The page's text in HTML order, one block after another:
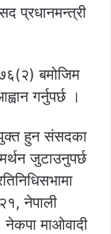
प्रधानमन्त्री
बमोजिम
गर्नुपर्छ ।
हुन संसदका
जुटाउनुपर्छ
नेपाली
माओवादी